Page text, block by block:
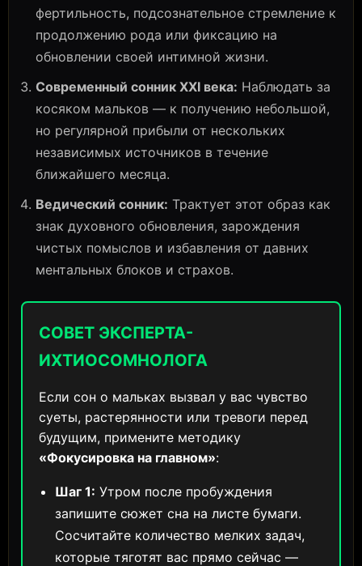
фертильность, подсознательное стремление к
продолжению рода или фиксацию на
обновлении своей интимной жизни.
Современный сонник XXI века: Наблюдать за
косяком мальков — к получению небольшой,
но регулярной прибыли от нескольких
независимых источников в течение
ближайшего месяца.
Ведический сонник: Трактует этот образ как
знак духовного обновления, зарождения
чистых помыслов и избавления от давних
ментальных блоков и страхов.
СОВЕТ ЭКСПЕРТА-
ИХТИОСОМНОЛОГА
Если сон о мальках вызвал у вас чувство
суеты, растерянности или тревоги перед
будущим, примените методику
«Фокусировка на главном»:
Шаг 1: Утром после пробуждения
запишите сюжет сна на листе бумаги.
Сосчитайте количество мелких задач,
которые тяготят вас прямо сейчас —